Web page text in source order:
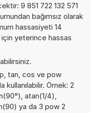
9 851 722 132 571
bağımsız olarak
hassasiyeti 14
yeterince hassas
tan, cos ve pow
Örnek: 2
atan(1/4),
ya da 3 pow 2